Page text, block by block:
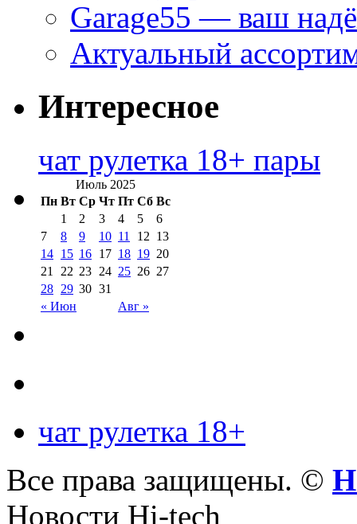
Garage55 — ваш
Актуальный
Интересное
чат рулетка 18+ пары
Июль 2025
Пн Вт Ср Чт Пт Сб Вс
« Июн Авг »
1 2 3 4 5
6
7
8 9 10 11 12 13
14 15 16 17 18 19 20
21
22 23 24 25 26 27
28 29 30 31
чат рулетка 18+
Все права защищены. ©
Новости Hi-tech